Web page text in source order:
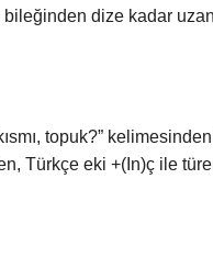
dize kadar
topuk?”
Türkçe eki +(In)ç ile